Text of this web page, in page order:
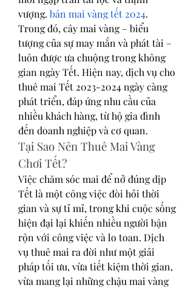
vượng. bán mai vàng tết 2024.
Trong đó, cây mai vàng – biểu
tượng của sự may mắn và phát tài –
luôn được ưa chuộng trong không
gian ngày Tết. Hiện nay, dịch vụ cho
thuê mai Tết 2023-2024 ngày càng
phát triển, đáp ứng nhu cầu của
nhiều khách hàng, từ hộ gia đình
đến doanh nghiệp và cơ quan.
Tại Sao Nên Thuê Mai Vàng
Chơi Tết?
Việc chăm sóc mai để nở đúng dịp
Tết là một công việc đòi hỏi thời
gian và sự tỉ mỉ, trong khi cuộc sống
hiện đại lại khiến nhiều người bận
rộn với công việc và lo toan. Dịch
vụ thuê mai ra đời như một giải
pháp tối ưu, vừa tiết kiệm thời gian,
vừa mang lại những chậu mai vàng